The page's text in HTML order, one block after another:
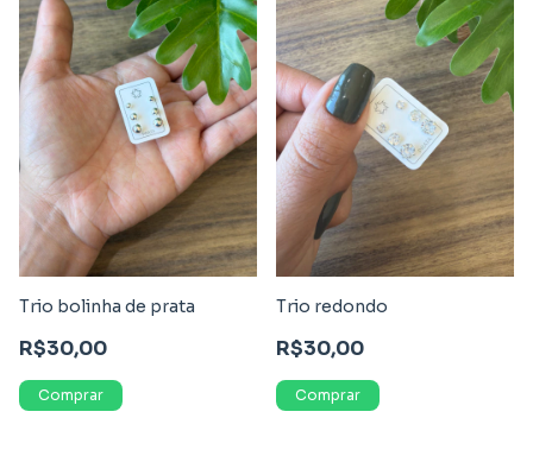
Trio bolinha de prata
R$30,00
Trio redondo
R$30,00